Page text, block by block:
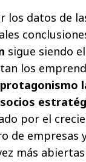
los datos de
sigue siendo
los
por el
de empresas
más